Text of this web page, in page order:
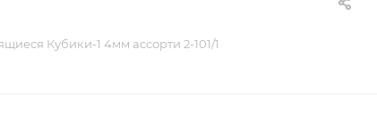
Кубики-1 4мм ассорти 2-101/1